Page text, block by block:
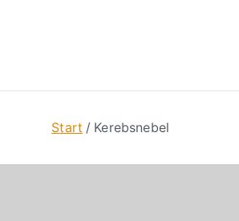
Start Kerebsnebel